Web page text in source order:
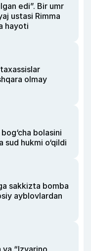
edi”. Bir umr
ustasi Rimma
hayoti
olmay
bolasini
hukmi o‘qildi
sakkizta bomba
ayblovlardan
va “Izvarino